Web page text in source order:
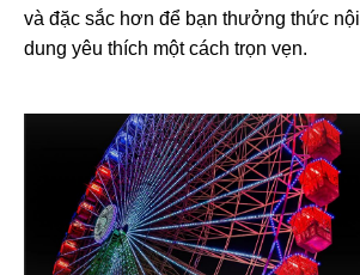
và đặc sắc hơn để bạn thưởng thức nội
dung yêu thích một cách trọn vẹn.